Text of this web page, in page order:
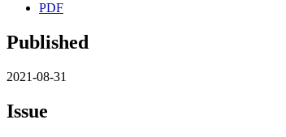
PDF
Published
2021-08-31
Issue